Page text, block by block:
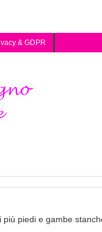
& GDPR
più piedi e gambe